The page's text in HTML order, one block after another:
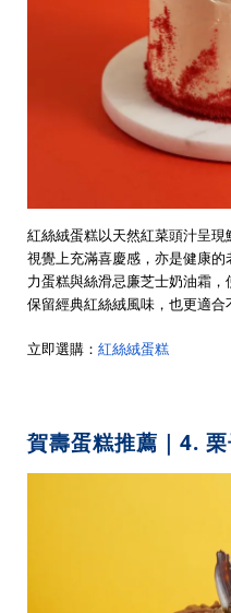
紅絲絨蛋糕以天然紅菜頭汁呈
視覺上充滿喜慶感，亦是健康
力蛋糕與絲滑忌廉芝士奶油霜
保留經典紅絲絨風味，也更適合
立即選購： 紅絲絨蛋糕
賀壽蛋糕推薦｜4.